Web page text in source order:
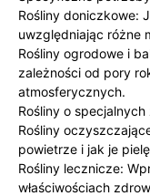
Rośliny doniczkowe:
uwzględniając różne
Rośliny ogrodowe i
zależności od pory
atmosferycznych.
Rośliny o
Rośliny
powietrze i jak je
Rośliny lecznicze:
właściwościach